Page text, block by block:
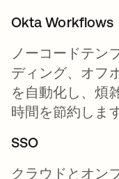
Okta Workflows
ノーコードテン
ディング、オフ
を自動化し、煩
時間を節約します
SSO
クラウドとオン